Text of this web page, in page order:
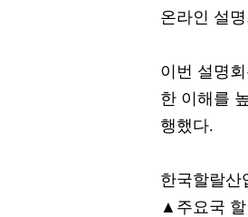
온라인 설
이번 설명
한 이해를
행했다.
한국할랄
▲주요국